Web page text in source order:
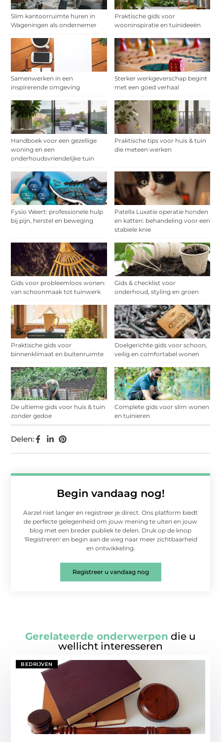
Slim kantoorruimte huren in
Wageningen als ondernemer
Praktische gids voor
wooninspiratie en tuinideeën
Samenwerken in een
inspirerende omgeving
Sterker werkgeverschap begint
met een goed verhaal
Handboek voor een gezellige
woning en een
onderhoudsvriendelijke tuin
Praktische tips voor huis & tuin
die meteen werken
Fysio Weert: professionele hulp
bij pijn, herstel en beweging
Patella Luxatie operatie honden
en katten: behandeling voor een
stabiele knie
Gids voor probleemloos wonen:
van schoonmaak tot tuinwerk
Gids & checklist voor
onderhoud, styling en groen
Praktische gids voor
binnenklimaat en buitenruimte
Doelgerichte gids voor schoon,
veilig en comfortabel wonen
De ultieme gids voor huis & tuin
zonder gedoe
Complete gids voor slim wonen
en tuinieren
Begin vandaag nog!
Aarzel niet langer en registreer je direct. Ons platform biedt
de perfecte gelegenheid om jouw mening te uiten en jouw
blog met een breder publiek te delen. Druk op de knop
'Registreren' en begin aan de weg naar meer zichtbaarheid
en ontwikkeling.
Registreer u vandaag nog
Delen:
Gerelateerde onderwerpen die u
wellicht interesseren
BEDRIJVEN